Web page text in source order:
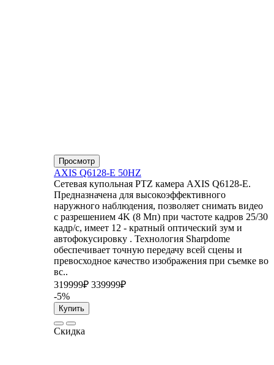
Просмотр
AXIS Q6128-E 50HZ
Сетевая купольная PTZ камера AXIS Q6128-E.
Предназначена для высокоэффективного
наружного наблюдения, позволяет снимать видео
с разрешением 4K (8 Мп) при частоте кадров 25/30
кадр/с, имеет 12 - кратный оптический зум и
автофокусировку . Технология Sharpdome
обеспечивает точную передачу всей сцены и
превосходное качество изображения при съемке во
вс..
319999₽ 339999₽
-5%
Купить
Скидка